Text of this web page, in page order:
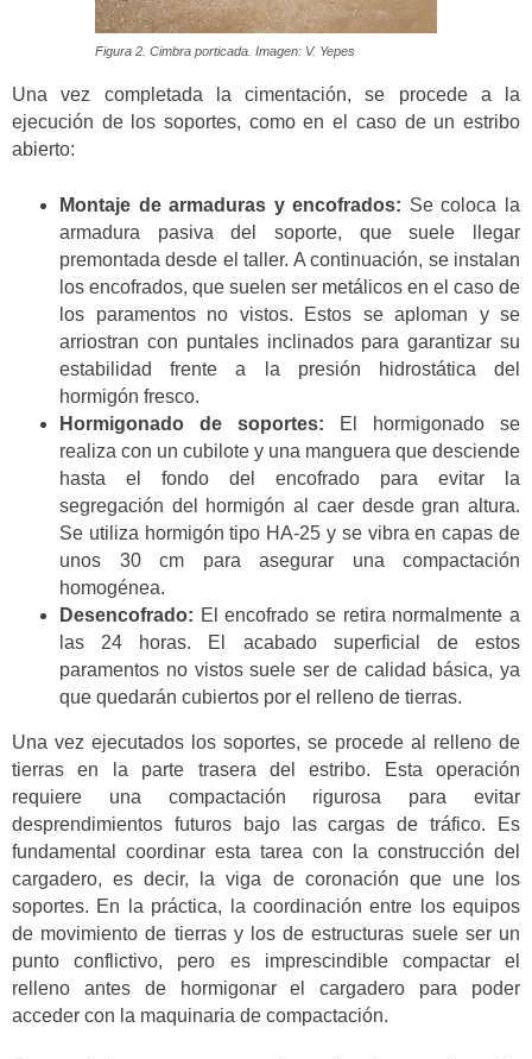
Figura 2. Cimbra porticada. Imagen: V. Yepes
Una vez completada la cimentación, se procede a la
ejecución de los soportes, como en el caso de un estribo
abierto:
Montaje de armaduras y encofrados: Se coloca la
armadura pasiva del soporte, que suele llegar
premontada desde el taller. A continuación, se instalan
los encofrados, que suelen ser metálicos en el caso de
los paramentos no vistos. Estos se aploman y se
arriostran con puntales inclinados para garantizar su
estabilidad frente a la presión hidrostática del
hormigón fresco.
Hormigonado de soportes:
El hormigonado se
realiza con un cubilote y una manguera que desciende
hasta el fondo del encofrado para evitar la
segregación del hormigón al caer desde gran altura.
Se utiliza hormigón tipo HA-25 y se vibra en capas de
unos 30 cm para asegurar una compactación
homogénea.
Desencofrado: El encofrado se retira normalmente a
las 24 horas. El acabado superficial de estos
paramentos no vistos suele ser de calidad básica, ya
que quedarán cubiertos por el relleno de tierras.
Una vez ejecutados los soportes, se procede al relleno de
tierras en la parte trasera del estribo. Esta operación
requiere una compactación rigurosa para evitar
desprendimientos futuros bajo las cargas de tráfico. Es
fundamental coordinar esta tarea con la construcción del
cargadero, es decir, la viga de coronación que une los
soportes. En la práctica, la coordinación entre los equipos
de movimiento de tierras y los de estructuras suele ser un
punto conflictivo, pero es imprescindible compactar el
relleno antes de hormigonar el cargadero para poder
acceder con la maquinaria de compactación.